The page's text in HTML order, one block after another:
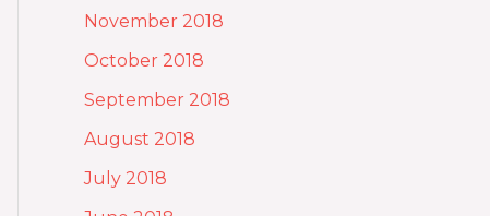
November 2018
October 2018
September 2018
August 2018
July 2018